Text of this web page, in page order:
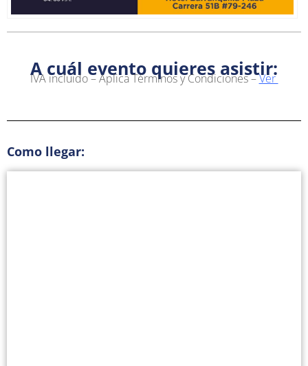
A cuál evento quieres asistir:
IVA incluido – Aplica Términos y Condiciones –Ver
Como llegar: